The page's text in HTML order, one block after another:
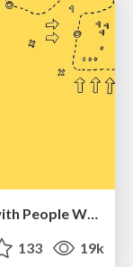
Design and Strategy: How to Deal with People Who Don’t "Get" Design
133 19k